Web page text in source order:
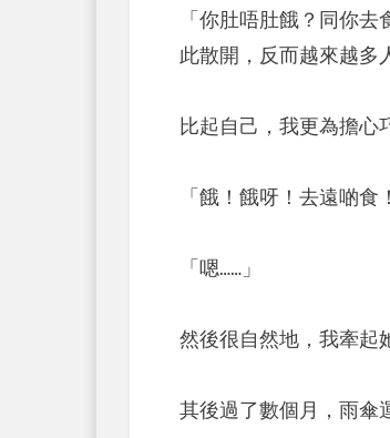
「你肚唔肚餓？同你
此散開，反而越來越多
比起自己，我更為擔心
「餓！餓呀！去遠啲食
「嗯……」
然後很自然地，我牽起
其後過了數個月，雨傘